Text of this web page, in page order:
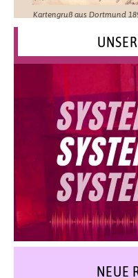
Kartengruß aus Dortmund
NEUE